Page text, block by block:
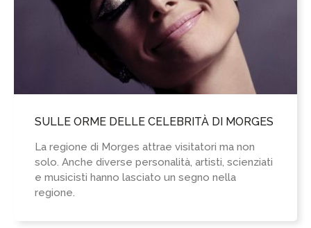
SULLE ORME DELLE CELEBRITÀ DI MORGES
La regione di Morges attrae visitatori ma non
solo. Anche diverse personalità, artisti, scienziati
e musicisti hanno lasciato un segno nella
regione.